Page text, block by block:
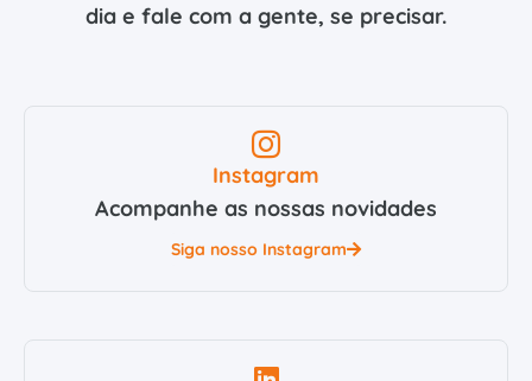
dia e fale com a gente, se precisar.
Instagram
Acompanhe as nossas novidades
Siga nosso Instagram